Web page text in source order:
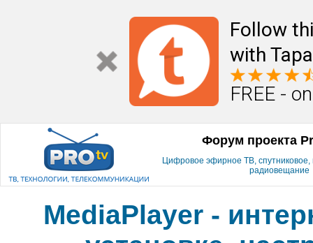
Follow
with
FREE -
Форум проекта
Цифровое эфирное ТВ, спутниковое,
радиовещание
MediaPlayer -